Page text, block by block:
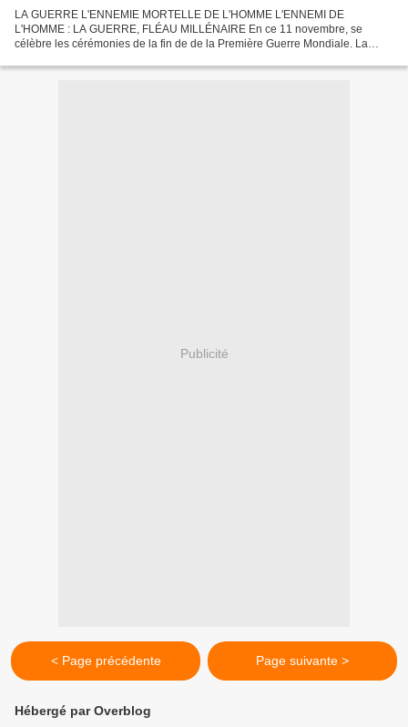
LA GUERRE L'ENNEMIE MORTELLE DE L'HOMME L'ENNEMI DE
L'HOMME : LA GUERRE, FLÉAU MILLÉNAIRE En ce 11 novembre, se
célèbre les cérémonies de la fin de de la Première Guerre Mondiale. La
Publicité
< Page précédente Page suivante >
Hébergé par Overblog